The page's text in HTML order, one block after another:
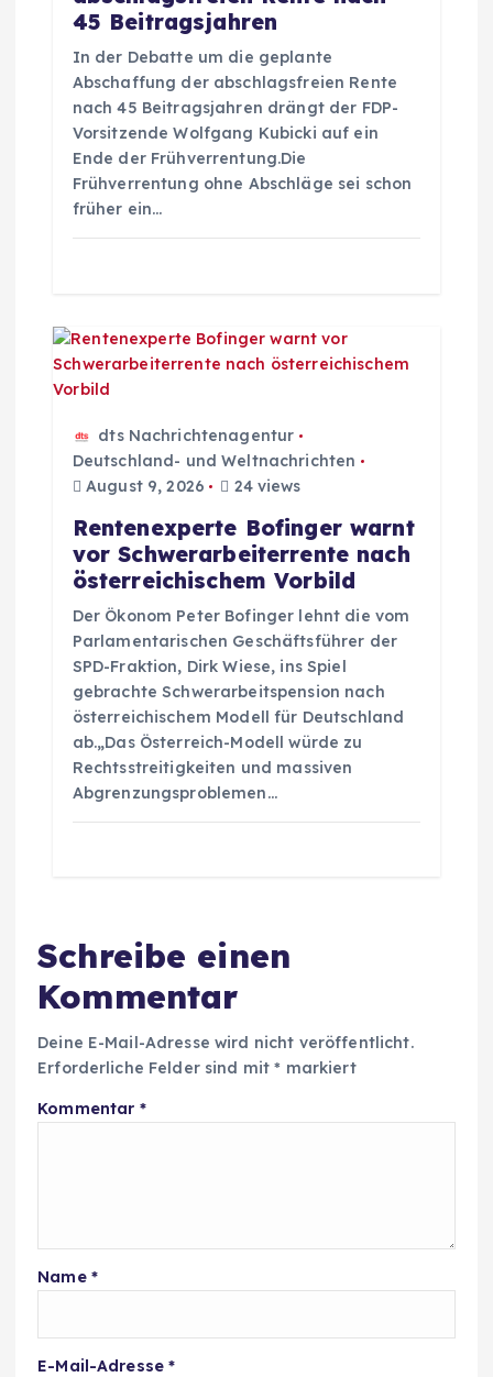
45 Beitragsjahren
In der Debatte um die geplante
Abschaffung der abschlagsfreien Rente
nach 45 Beitragsjahren drängt der FDP-
Vorsitzende Wolfgang Kubicki auf ein
Ende der Frühverrentung.Die
Frühverrentung ohne Abschläge sei schon
früher ein…
dts Nachrichtenagentur
Deutschland- und Weltnachrichten
August 9, 2026
24 views
Rentenexperte Bofinger warnt
vor Schwerarbeiterrente nach
österreichischem Vorbild
Der Ökonom Peter Bofinger lehnt die vom
Parlamentarischen Geschäftsführer der
SPD-Fraktion, Dirk Wiese, ins Spiel
gebrachte Schwerarbeitspension nach
österreichischem Modell für Deutschland
ab.„Das Österreich-Modell würde zu
Rechtsstreitigkeiten und massiven
Abgrenzungsproblemen…
Schreibe einen
Kommentar
Deine E-Mail-Adresse wird nicht veröffentlicht.
Erforderliche Felder sind mit* markiert
Kommentar *
Name *
E-Mail-Adresse*